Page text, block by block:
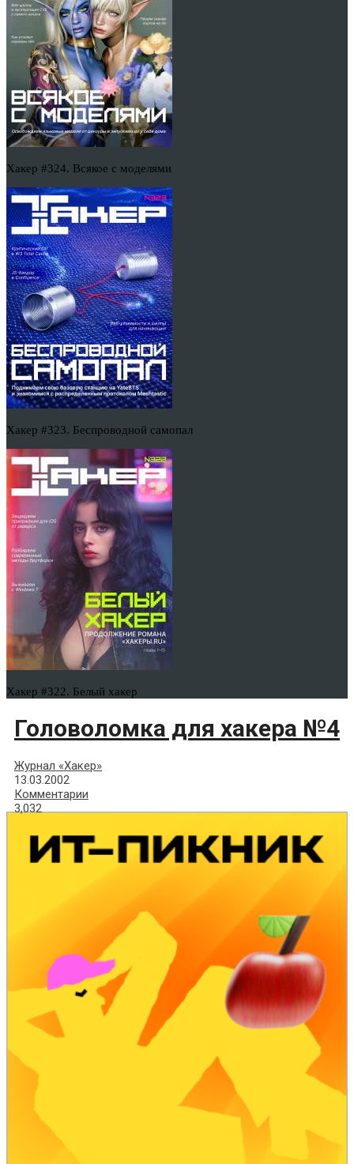
Хакер #324. Всякое с моделями
Хакер #323. Беспроводной самопал
Хакер #322. Белый хакер
Головоломка для хакера №4
Журнал «Хакер»
13.03.2002
Комментарии
3,032